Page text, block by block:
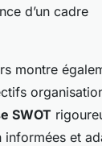
d’un cadre
montre
SWOT
et